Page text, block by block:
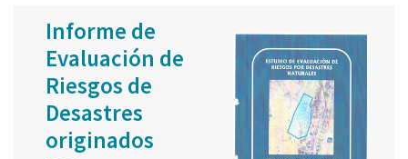
Informe de
Evaluación de
Riesgos de
Desastres
originados